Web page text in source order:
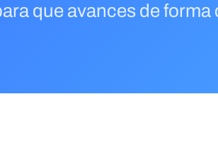
que avances de forma